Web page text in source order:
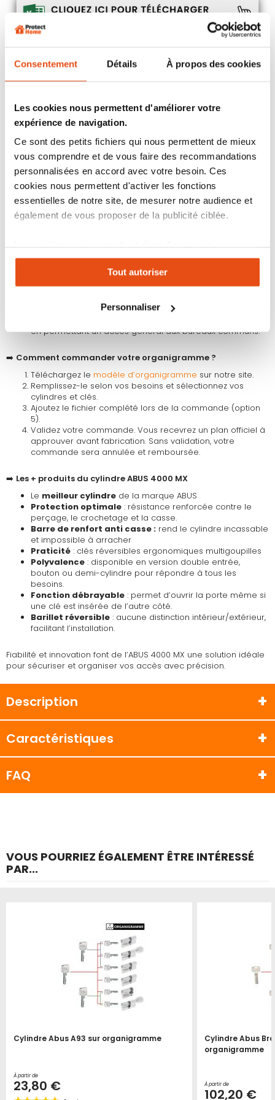
Consentement Détails À propos des cookies
Les cookies nous permettent d'améliorer votre
expérience de navigation.
Ce sont des petits fichiers qui nous permettent de mieux
vous comprendre et de vous faire des recommandations
personnalisées en accord avec votre besoin. Ces
cookies nous permettent d'activer les fonctions
essentielles de notre site, de mesurer notre audience et
également de vous proposer de la publicité ciblée.
expérience personnalisée sur notre site. Vous pouvez
changer votre choix à n'importe quel moment. Refuser
tous les cookies peut limiter certaines fonctionnalités.
Tout autoriser
Personnaliser
des accès
fonction organigramme, adaptez les droits d'accès selon vos
exigences :
Passe Général (PG): une seule clé pour ouvrir toutes les
portes tout en conservant des cylindres indépendants.
Passe Partiel (PP): limitez l'accès à certaines zones pour
des utilisateurs spécifiques comme des équipes de
nettoyage ou des employés.
Pour obtenir plusieurs cylindres s’ouvrant simplement avec la
même clé, consultez notre page dédiée auxcylindres
permet au personnel de service d’accéder à toutes les
pièces.
avec les parties communes comme le hall d’entrée.
en permettant un accès général aux bureaux communs.
➡️ Comment commander votre organigramme ?
Téléchargez le modèle d’organigramme sur notre site.
Remplissez-le selon vos besoins et sélectionnez vos
cylindres et clés.
Ajoutez le fichier complété lors de la commande (option
5).
Validez votre commande. Vous recevrez un plan officiel à
approuver avant fabrication. Sans validation, votre
commande sera annulée et remboursée.
➡️ Les + produits du cylindre ABUS 4000 MX
Le meilleur cylindre de la marque ABUS
Protection optimale : résistance renforcée contre le
perçage, le crochetage et la casse.
Barre de renfort anti casse : rend le cylindre incassable
et impossible à arracher
Praticité : clés réversibles ergonomiques multigoupilles
Polyvalence : disponible en version double entrée,
bouton ou demi-cylindre pour répondre à tous les
besoins.
Fonction débrayable : permet d’ouvrir la porte même si
une clé est insérée de l’autre côté.
Barillet réversible : aucune distinction intérieur/extérieur,
facilitant l’installation.
Fiabilité et innovation font de l’ABUS 4000 MX une solution idéale
pour sécuriser et organiser vos accès avec précision.
Description
Caractéristiques
FAQ
VOUS POURRIEZ ÉGALEMENT ÊTRE INTÉRESSÉ
PAR...
Cylindre Abus A93 sur organigramme
À partir de
23,80 €
Cylindre Abus
organigramme
À partir de
102,20 €